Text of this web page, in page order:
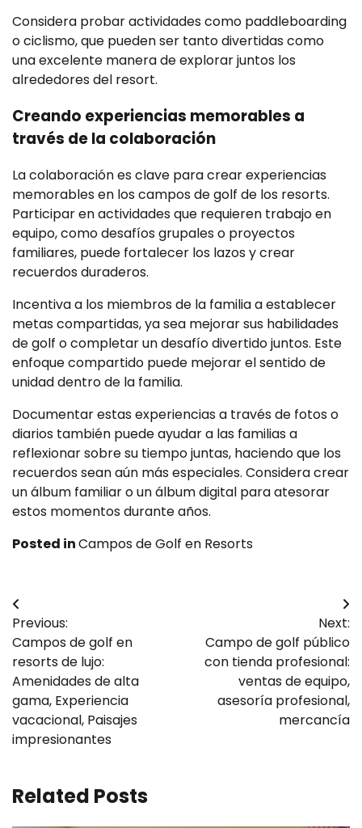
Considera probar actividades como paddleboarding
o ciclismo, que pueden ser tanto divertidas como
una excelente manera de explorar juntos los
alrededores del resort.
Creando experiencias memorables a
través de la colaboración
La colaboración es clave para crear experiencias
memorables en los campos de golf de los resorts.
Participar en actividades que requieren trabajo en
equipo, como desafíos grupales o proyectos
familiares, puede fortalecer los lazos y crear
recuerdos duraderos.
Incentiva a los miembros de la familia a establecer
metas compartidas, ya sea mejorar sus habilidades
de golf o completar un desafío divertido juntos. Este
enfoque compartido puede mejorar el sentido de
unidad dentro de la familia.
Documentar estas experiencias a través de fotos o
diarios también puede ayudar a las familias a
reflexionar sobre su tiempo juntas, haciendo que los
recuerdos sean aún más especiales. Considera crear
un álbum familiar o un álbum digital para atesorar
estos momentos durante años.
Posted inCampos de Golf en Resorts
Post
navigation
Previous:
Campos de golf en
resorts de lujo:
Amenidades de alta
gama, Experiencia
vacacional, Paisajes
impresionantes
Next:
Campo de golf público
con tienda profesional:
ventas de equipo,
asesoría profesional,
mercancía
Related Posts